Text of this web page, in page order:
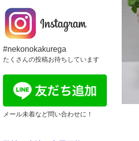
#nekonokakurega
たくさんの投稿お待ちしています
メール未着など問い合わせに！